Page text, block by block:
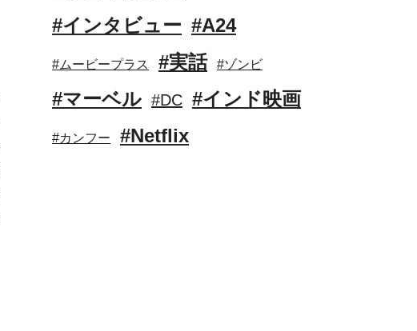
#インタビュー #A24
#ムービープラス #実話 #ゾンビ
#マーベル #DC #インド映画
#カンフー #Netflix